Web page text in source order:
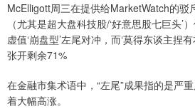
McElligott周三在提供给MarketWatch的驳
（尤其是超大盘科技股/‘好意思股七巨头’
虚值‘崩盘型’左尾对冲，而‘莫得东谈主捏有
张开剩余71%
在金融市集术语中，“左尾”成果指的是严
着大幅高涨。